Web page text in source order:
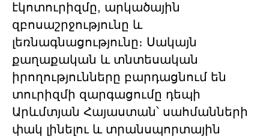
էկոտուրիզմը, արկածային
զբոսաշրջությունը և
լեռնագնացությունը։ Սակայն
քաղաքական և տնտեսական
իրողությունները բարդացնում են
տուրիզմի զարգացումը դեպի
Արևմտյան Հայաստան՝ սահմանների
փակ լինելու և տրանսպորտային